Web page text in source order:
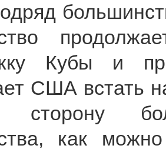
Кубы и
США встать
как